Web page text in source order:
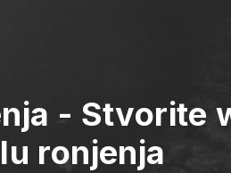
- Stvorite
ronjenja